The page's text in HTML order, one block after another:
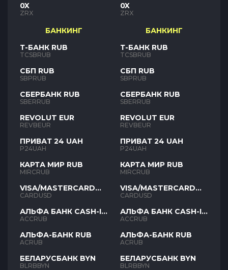
0X
ZRX
БАНКИНГ
Т-БАНК RUB
TCSBRUB
СБП RUB
SBPRUB
СБЕРБАНК RUB
SBERRUB
REVOLUT EUR
REVBEUR
ПРИВАТ 24 UAH
P24UAH
КАРТА МИР RUB
MIRCRUB
VISA/MASTERCARD
USD
CARDUSD
АЛЬФА БАНК CASH-IN
RUB
ACCRUB
АЛЬФА-БАНК RUB
ACRUB
БЕЛАРУСБАНК BYN
BLRBBYN
0X
ZRX
БАНКИНГ
Т-БАНК RUB
TCSBRUB
СБП RUB
SBPRUB
СБЕРБАНК RUB
SBERRUB
REVOLUT EUR
REVBEUR
ПРИВАТ 24 UAH
P24UAH
КАРТА МИР RUB
MIRCRUB
VISA/MASTERCARD
USD
CARDUSD
АЛЬФА БАНК CASH-IN
RUB
ACCRUB
АЛЬФА-БАНК RUB
ACRUB
БЕЛАРУСБАНК BYN
BLRBBYN